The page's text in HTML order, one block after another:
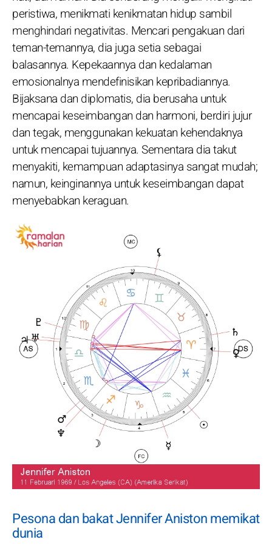
peristiwa, menikmati kenikmatan hidup sambil
menghindari negativitas. Mencari pengakuan dari
teman-temannya, dia juga setia sebagai
balasannya. Kepekaannya dan kedalaman
emosionalnya mendefinisikan kepribadiannya.
Bijaksana dan diplomatis, dia berusaha untuk
mencapai keseimbangan dan harmoni, berdiri jujur
dan tegak, menggunakan kekuatan kehendaknya
untuk mencapai tujuannya. Sementara dia takut
menyakiti, kemampuan adaptasinya sangat mudah;
namun, keinginannya untuk keseimbangan dapat
menyebabkan keraguan.
Pesona dan bakat Jennifer Aniston memikat
dunia